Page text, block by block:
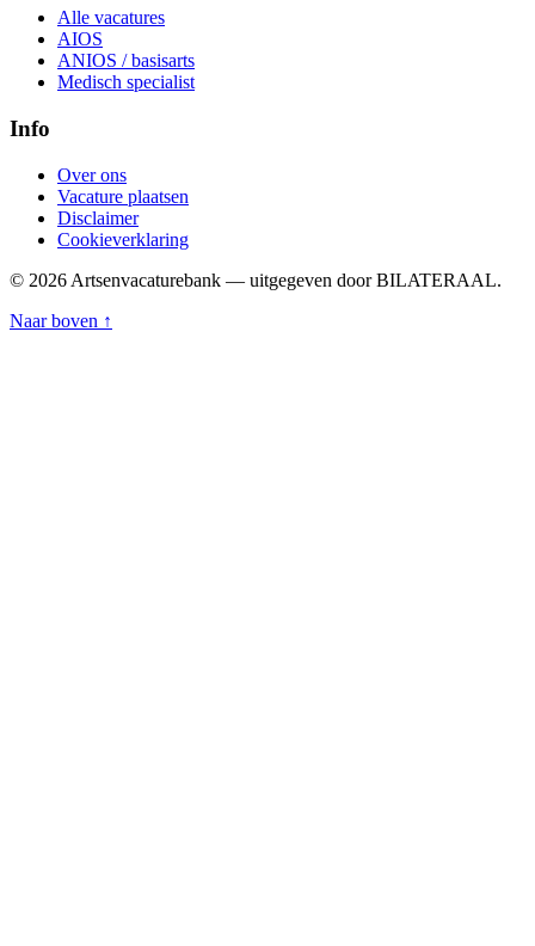
Alle vacatures
AIOS
ANIOS / basisarts
Medisch specialist
Info
Over ons
Vacature plaatsen
Disclaimer
Cookieverklaring
© 2026 Artsenvacaturebank — uitgegeven door BILATERAAL.
Naar boven ↑